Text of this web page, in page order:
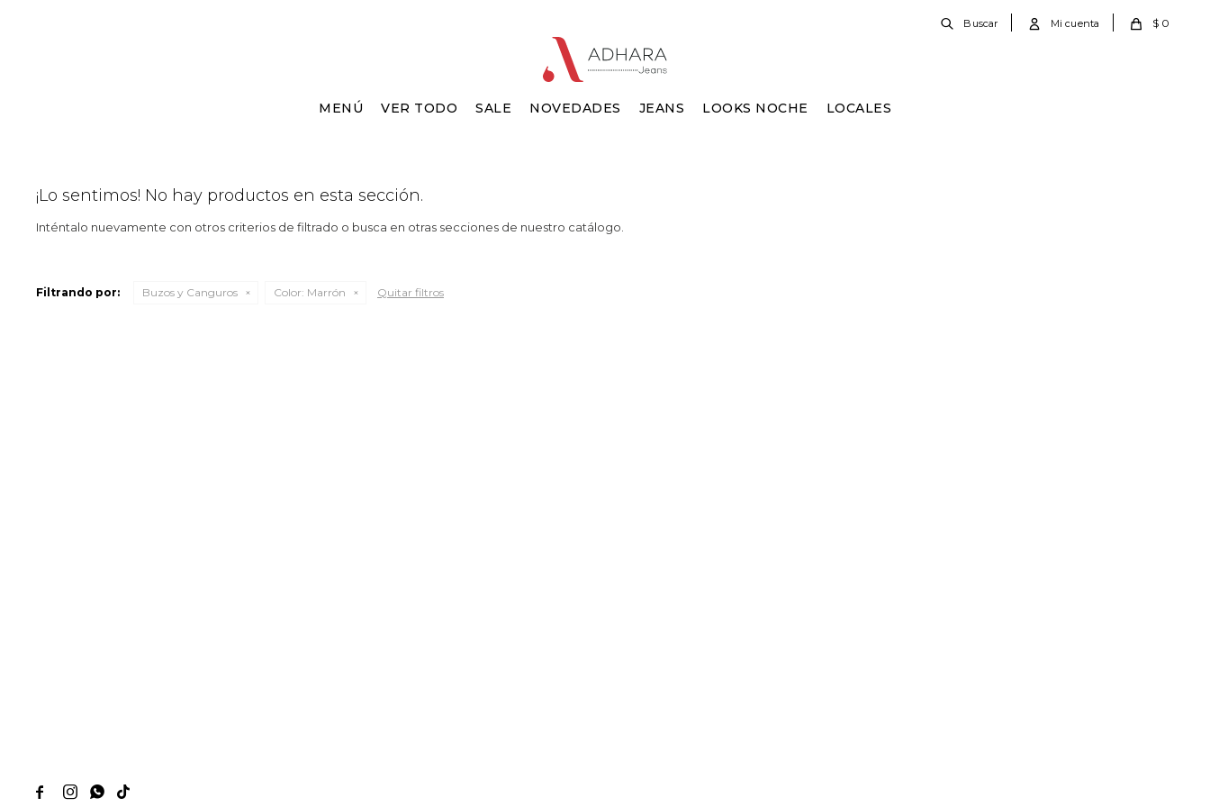
MENÚ VER TODO SALE NOVEDADES JEANS LOOKS NOCHE LOCALES
$ 0
¡Lo sentimos! No hay productos en esta sección.
Inténtalo nuevamente con otros criterios de filtrado o busca en otras secciones de nuestro catálogo.
Filtrando por: Buzos y Canguros Color: Marrón Quitar filtros
   